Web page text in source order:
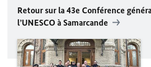
Retour sur la 43e Conférence
l’UNESCO à Samarcande